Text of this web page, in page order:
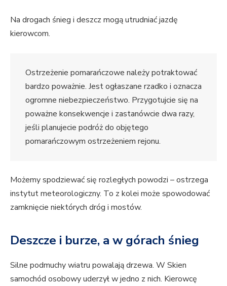
Na drogach śnieg i deszcz mogą utrudniać jazdę
kierowcom.
Ostrzeżenie pomarańczowe należy potraktować
bardzo poważnie. Jest ogłaszane rzadko i oznacza
ogromne niebezpieczeństwo. Przygotujcie się na
poważne konsekwencje i zastanówcie dwa razy,
jeśli planujecie podróż do objętego
pomarańczowym ostrzeżeniem rejonu.
Możemy spodziewać się rozległych powodzi – ostrzega
instytut meteorologiczny. To z kolei może spowodować
zamknięcie niektórych dróg i mostów.
Deszcze i burze, a w górach śnieg
Silne podmuchy wiatru powalają drzewa. W Skien
samochód osobowy uderzył w jedno z nich. Kierowcę